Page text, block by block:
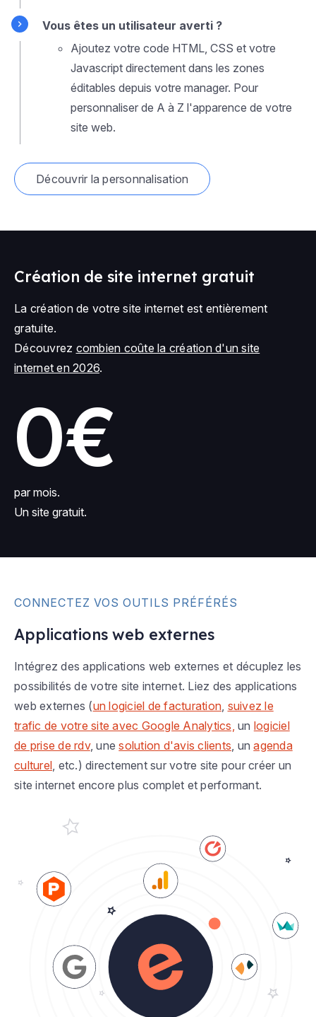
Vous êtes un utilisateur averti ?
Ajoutez votre code HTML, CSS et votre
Javascript directement dans les zones
éditables depuis votre manager. Pour
personnaliser de A à Z l'apparence de votre
site web.
Découvrir la personnalisation
Création de site internet gratuit
La création de votre site internet est entièrement
gratuite.
Découvrez combien coûte la création d'un site
internet en 2026.
0€
par mois.
Un site gratuit.
CONNECTEZ VOS OUTILS PRÉFÉRÉS
Applications web externes
Intégrez des applications web externes et décuplez les
possibilités de votre site internet. Liez des applications
web externes (un logiciel de facturation, suivez le
trafic de votre site avec Google Analytics, un logiciel
de prise de rdv, unesolution d'avis clients, unagenda
culturel, etc.) directement sur votre site pour créer un
site internet encore plus complet et performant.